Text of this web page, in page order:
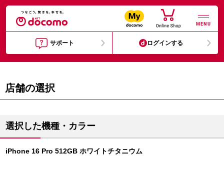
MENU
サポート ログインする
店舗の選択
選択した機種・カラー
iPhone 16 Pro 512GB ホワイトチタニウム